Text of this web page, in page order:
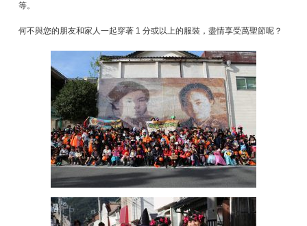
等。
何不與您的朋友和家人一起穿著 1 分或以上的服裝，盡情享受萬聖節呢？